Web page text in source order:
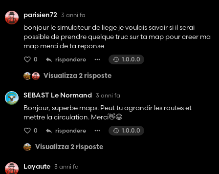
parisien72 3 anni fa
bonjour le simulateur de liege je voulais savoir si il serai
possible de prendre quelque truc sur ta map pour creer ma
map merci de ta reponse
0 rispondere 1.0.0.0
Visualizza 2 risposte
SEBAST Le Normand 3 anni fa
Bonjour, superbe maps. Peut tu agrandir les routes et
mettre la circulation. Merci👋😃
0 rispondere 1.0.0.0
Visualizza 2 risposte
Layaute 3 anni fa